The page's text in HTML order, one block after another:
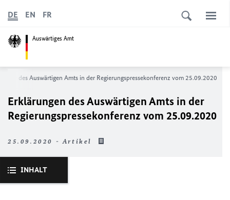
Auswärtiges Amt
DE EN FR
des Auswärtigen Amts in der Regierungs­pressekonferenz vom 25.09.2020
Erklärungen des Auswärtigen Amts in der
Regierungs­pressekonferenz vom 25.09.2020
25.09.2020 - Artikel
INHALT